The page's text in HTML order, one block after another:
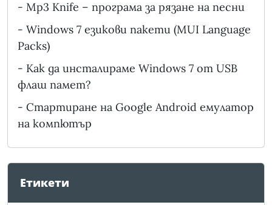
- Mp3 Knife – програма за рязане на песни
- Windows 7 езикови пакети (MUI Language
Packs)
- Как да инсталираме Windows 7 от USB
флаш памет?
- Стартиране на Google Android емулатор
на компютър
Етикети